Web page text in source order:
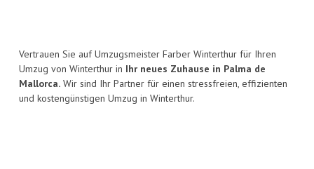
Vertrauen Sie auf Umzugsmeister Farber Winterthur für Ihren
Umzug von Winterthur in Ihr neues Zuhause in Palma de
Mallorca. Wir sind Ihr Partner für einen stressfreien, effizienten
und kostengünstigen Umzug in Winterthur.